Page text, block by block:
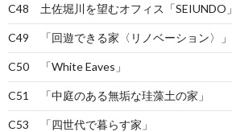
C48 土佐堀川を望むオフィス「SEIUNDO」
C49 「回遊できる家〈リノベーション〉」
C50 「White Eaves」
C51 「中庭のある無垢な珪藻土の家」
C53 「四世代で暮らす家」